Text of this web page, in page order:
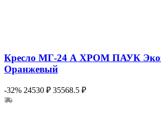
Кресло МГ-24 А ХРОМ ПАУК
Оранжевый
-32% 24530 ₽ 35568.5 ₽